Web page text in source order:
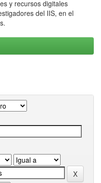
y recursos digitales
del IIS, en el